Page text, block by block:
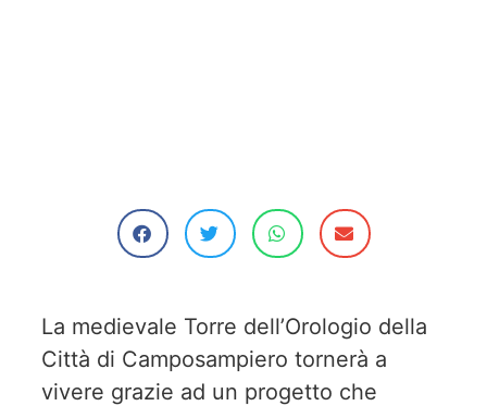
La medievale Torre dell’Orologio della
Città di Camposampiero tornerà a
vivere grazie ad un progetto che